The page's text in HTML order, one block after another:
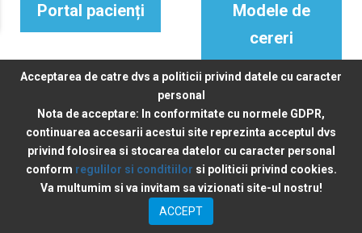
Portal pacienți
Modele de
cereri
Scju Cluj. Toate drepturile rezervate.
Politica de confidențialitate
Powered byCiaNet
Acceptarea de catre dvs a politicii privind datele cu caracter
personal
Nota de acceptare: In conformitate cu normele GDPR,
continuarea accesarii acestui site reprezinta acceptul dvs
privind folosirea si stocarea datelor cu caracter personal
conform regulilor si conditiilor si politicii privind cookies.
Va multumim si va invitam sa vizionati site-ul nostru!
ACCEPT